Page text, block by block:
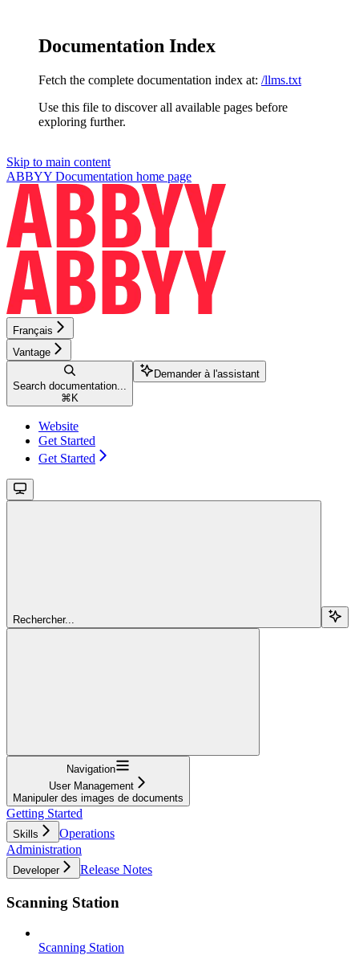
Documentation Index
Fetch the complete documentation index at: /llms.txt
Use this file to discover all available pages before
exploring further.
Skip to main content
ABBYY Documentation home page
Français
Vantage
Search documentation...
⌘ K
Demander à l'assistant
Website
Get Started
Get Started
Rechercher...
Navigation
User Management
Manipuler des images de documents
Getting Started
Skills
Operations
Administration
Developer Release Notes
Scanning Station
Scanning Station